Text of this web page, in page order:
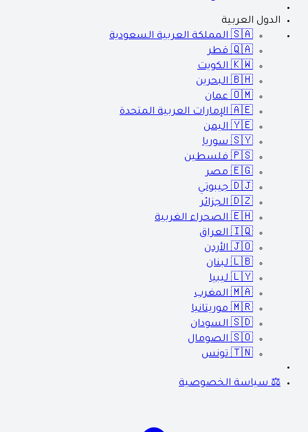
الدول العربية
🇸🇦 المملكة العربية السعودية
🇶🇦 قطر
🇰🇼 الكويت
🇧🇭 البحرين
🇴🇲 عمان
🇦🇪 الإمارات العربية المتحدة
🇾🇪 اليمن
🇸🇾 سوريا
🇵🇸 فلسطين
🇪🇬 مصر
🇩🇯 جيبوتي
🇩🇿 الجزائر
🇪🇭 الصحراء الغربية
🇮🇶 العراق
🇯🇴 الأردن
🇱🇧 لبنان
🇱🇾 ليبيا
🇲🇦 المغرب
🇲🇷 موريتانيا
🇸🇩 السودان
🇸🇴 الصومال
🇹🇳 تونس
⚖️ سياسة الخصوصية